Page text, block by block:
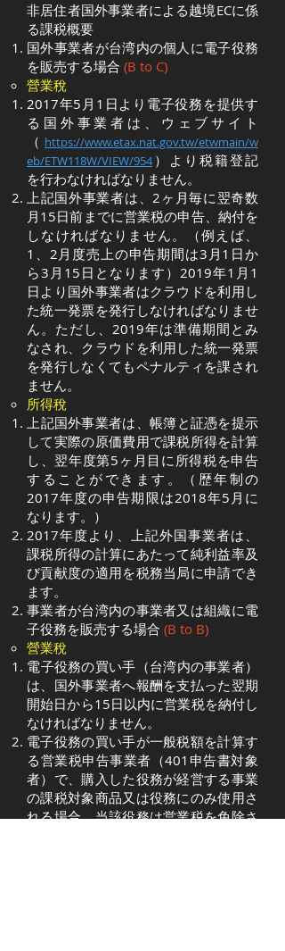
非居住者国外事業者による越境ECに係
る課税概要
国外事業者が台湾内の個人に電子役務
を販売する場合 (B to C)
營業稅
2017年5月1日より電子役務を提供す
る国外事業者は、ウェブサイト
（ https://www.etax.nat.gov.tw/etwmain/w
eb/ETW118W/VIEW/954）より税籍登記
を行わなければなりません。
上記国外事業者は、2ヶ月毎に翌奇数
月15日前までに営業税の申告、納付を
しなければなりません。（例えば、
1、2月度売上の申告期間は3月1日か
ら3月15日となります）2019年1月1
日より国外事業者はクラウドを利用し
た統一発票を発行しなければなりませ
ん。ただし、2019年は準備期間とみ
なされ、クラウドを利用した統一発票
を発行しなくてもペナルティを課され
ません。
所得稅
​上記国外事業者は、帳簿と証憑を提示
して実際の原価費用で課税所得を計算
し、翌年度第5ヶ月目に所得税を申告
することができます。（歴年制の
2017年度の申告期限は2018年5月に
なります。）
2017年度より、上記外国事業者は、
課税所得の計算にあたって純利益率及
び貢献度の適用を税務当局に申請でき
ます。
事業者が台湾内の事業者又は組織に電
子役務を販売する場合 (B to B)
營業稅
​電子役務の買い手（台湾内の事業者）
は、国外事業者へ報酬を支払った翌期
開始日から15日以内に営業税を納付し
なければなりません。
電子役務の買い手が一般税額を計算す
る営業税申告事業者（401申告書対象
者）で、購入した役務が経営する事業
の課税対象商品又は役務にのみ使用さ
れる場合、当該役務は営業税を免除さ